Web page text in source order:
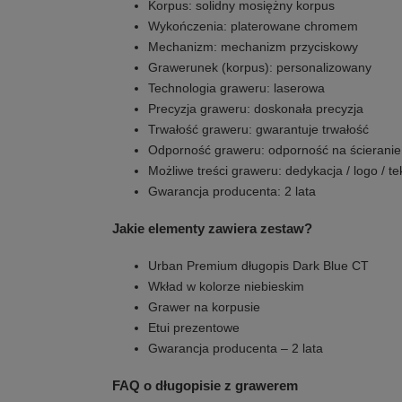
Korpus: solidny mosiężny korpus
Wykończenia: platerowane chromem
Mechanizm: mechanizm przyciskowy
Grawerunek (korpus): personalizowany
Technologia graweru: laserowa
Precyzja graweru: doskonała precyzja
Trwałość graweru: gwarantuje trwałość
Odporność graweru: odporność na ścieranie
Możliwe treści graweru: dedykacja / logo /
Gwarancja producenta: 2 lata
Jakie elementy zawiera zestaw?
Urban Premium długopis Dark Blue CT
Wkład w kolorze niebieskim
Grawer na korpusie
Etui prezentowe
Gwarancja producenta – 2 lata
FAQ o długopisie z grawerem